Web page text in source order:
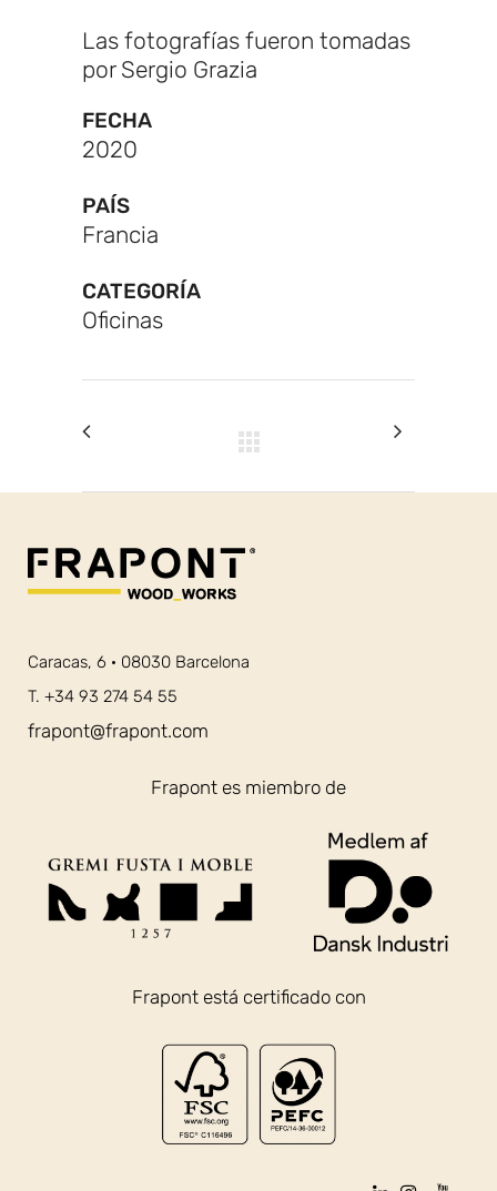
Las fotografías fueron tomadas
por Sergio Grazia
FECHA
2020
PAÍS
Francia
CATEGORÍA
Oficinas
Caracas, 6 · 08030 Barcelona
T. +34 93 274 54 55
frapont@frapont.com
Frapont es miembro de
Frapont está certificado con